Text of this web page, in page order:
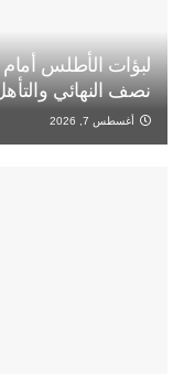
لبؤات الأطلس
نصف النهائي
أغسطس 7, 2026